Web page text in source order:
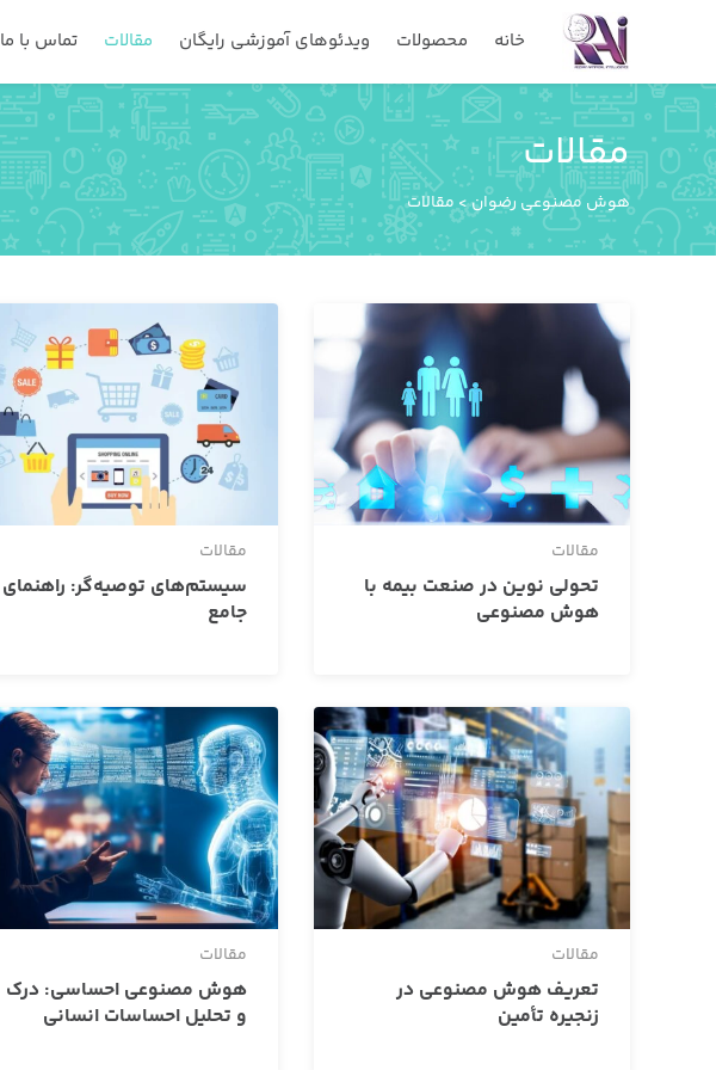
خانه محصولات ویدئوهای آموزشی رایگان مقالات تماس با ما
مقالات
هوش مصنوعی رضوان>مقالات
مقالات
تحولی نوین در صنعت بیمه با
هوش مصنوعی
مقالات
سیستم‌های توصیه‌گر: راهنمای
جامع
مقالات
تعریف هوش مصنوعی در
زنجیره تأمین
مقالات
هوش مصنوعی احساسی: درک
و تحلیل احساسات انسانی